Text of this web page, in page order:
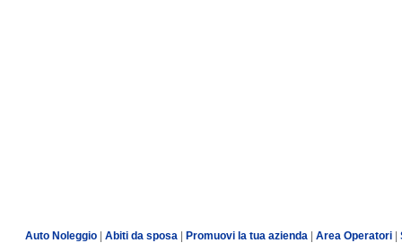
Auto Noleggio Abiti da sposa Promuovi la tua azienda Area Operatori